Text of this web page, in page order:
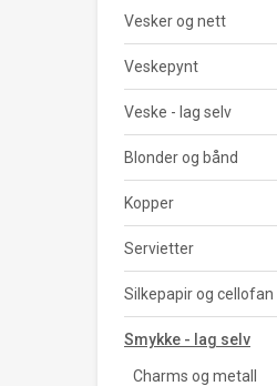
Vesker og nett
Veskepynt
Veske - lag selv
Blonder og bånd
Kopper
Servietter
Silkepapir og cellofan
Smykke - lag selv
Charms og metall